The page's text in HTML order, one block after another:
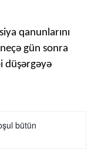
qanunlarını
gün sonra
düşərgəyə
bütün